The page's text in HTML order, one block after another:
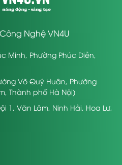
Nghệ VN4U
Minh, Phường Phúc Diễn,
Võ Quý Huân, Phường
Thành phố Hà Nội)
1, Văn Lâm, Ninh Hải, Hoa Lư,